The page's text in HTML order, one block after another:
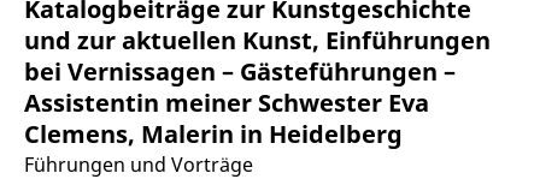
Katalogbeiträge zur Kunstgeschichte
und zur aktuellen Kunst, Einführungen
bei Vernissagen – Gästeführungen –
Assistentin meiner Schwester Eva
Clemens, Malerin in Heidelberg
Führungen und Vorträge